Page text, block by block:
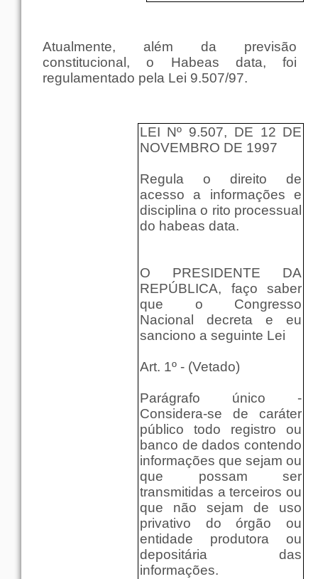
Atualmente, além da previsão
constitucional, o Habeas data, foi
regulamentado pela Lei 9.507/97.
LEI Nº 9.507, DE 12 DE
NOVEMBRO DE 1997
Regula o direito de
acesso a informações e
disciplina o rito processual
do habeas data.
O PRESIDENTE DA
REPÚBLICA, faço saber
que o Congresso
Nacional decreta e eu
sanciono a seguinte Lei
Art. 1º - (Vetado)
Parágrafo único -
Considera-se de caráter
público todo registro ou
banco de dados contendo
informações que sejam ou
que possam ser
transmitidas a terceiros ou
que não sejam de uso
privativo do órgão ou
entidade produtora ou
depositária das
informações.